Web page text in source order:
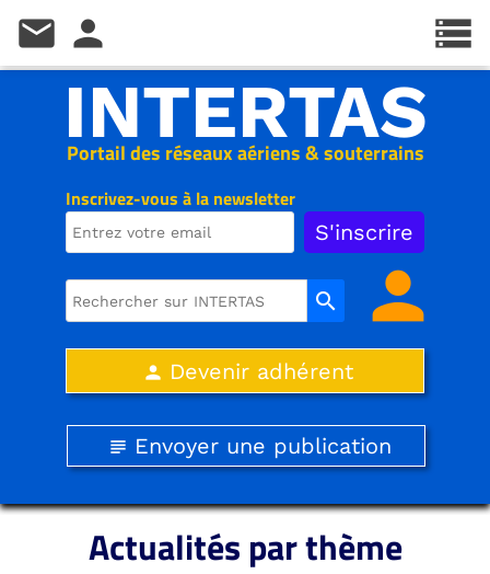
Inscrivez-vous à la newsletter
Portail des réseaux aériens & souterrains
INTERTAS
search person
person Devenir adhérent
subject Envoyer une publication
Actualités par thème
storage
mail person